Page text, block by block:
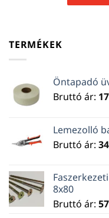
TERMÉKEK
Öntapadó
Bruttó ár:
Lemezolló
Bruttó ár:
8x80
Bruttó ár: 57